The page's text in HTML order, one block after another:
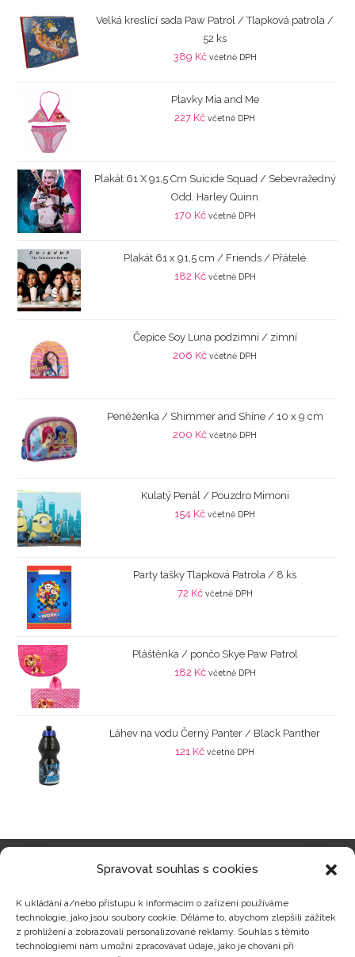
Spravovat souhlas s cookies
K ukládání a/nebo přístupu k informacím o zařízení používáme
technologie, jako jsou soubory cookie. Děláme to, abychom zlepšili zážitek
z prohlížení a zobrazovali personalizované reklamy. Souhlas s těmito
technologiemi nám umožní zpracovávat údaje, jako je chování při
Velká kreslící sada Paw Patrol / Tlapková patrola /
52 ks
389 Kč včetně DPH
Plavky Mia and Me
227 Kč včetně DPH
Plakát 61 X 91,5 Cm Suicide Squad / Sebevražedný
Odd. Harley Quinn
170 Kč včetně DPH
Plakát 61 x 91,5 cm / Friends / Přátelé
182 Kč včetně DPH
Čepice Soy Luna podzimní / zimní
206 Kč včetně DPH
Peněženka / Shimmer and Shine / 10 x 9 cm
200 Kč včetně DPH
Kulatý Penál / Pouzdro Mimoni
154 Kč včetně DPH
Party tašky Tlapková Patrola / 8 ks
72 Kč včetně DPH
Pláštěnka / pončo Skye Paw Patrol
182 Kč včetně DPH
Láhev na vodu Černý Panter / Black Panther
121 Kč včetně DPH